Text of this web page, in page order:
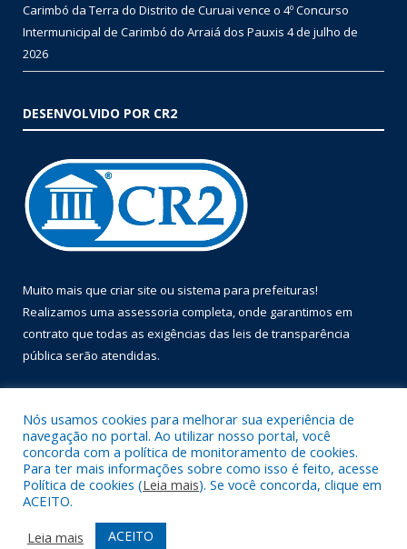
Carimbó da Terra do Distrito de Curuai vence o 4º Concurso
Intermunicipal de Carimbó do Arraiá dos Pauxis 4 de julho de
2026
DESENVOLVIDO POR CR2
Muito mais que criar site ou sistema para prefeituras!
Realizamos uma assessoria completa, onde garantimos em
contrato que todas as exigências das leis de transparência
pública serão atendidas.
Todos os direitos reservados a Prefeitura Municipal de Óbidos.
Mapa do Site
Acessar Área Administrativa
Nós usamos cookies para melhorar sua experiência de
navegação no portal. Ao utilizar nosso portal, você
concorda com a política de monitoramento de cookies.
Para ter mais informações sobre como isso é feito, acesse
Política de cookies (Leia mais). Se você concorda, clique em
ACEITO.
Leia mais
ACEITO